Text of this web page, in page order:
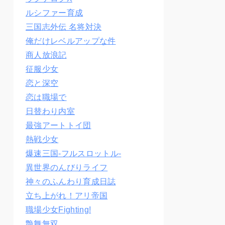
ルシファー育成
三国志外伝 名将対決
俺だけレベルアップな件
商人放浪記
征服少女
恋と深空
恋は職場で
日替わり内室
最強アートトイ団
熱戦少女
爆速三国‐フルスロットル‐
異世界のんびりライフ
神々のふんわり育成日誌
立ち上がれ！アリ帝国
職場少女Fighting!